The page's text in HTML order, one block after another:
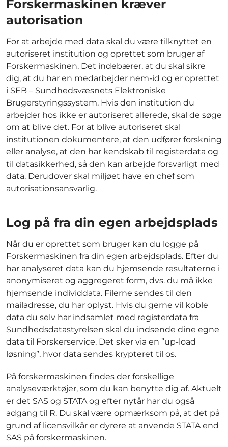
Forskermaskinen kræver
autorisation
For at arbejde med data skal du være tilknyttet en
autoriseret institution og oprettet som bruger af
Forskermaskinen. Det indebærer, at du skal sikre
dig, at du har en medarbejder nem-id og er oprettet
i SEB – Sundhedsvæsnets Elektroniske
Brugerstyringssystem. Hvis den institution du
arbejder hos ikke er autoriseret allerede, skal de søge
om at blive det. For at blive autoriseret skal
institutionen dokumentere, at den udfører forskning
eller analyse, at den har kendskab til registerdata og
til datasikkerhed, så den kan arbejde forsvarligt med
data. Derudover skal miljøet have en chef som
autorisationsansvarlig.
Log på fra din egen arbejdsplads
Når du er oprettet som bruger kan du logge på
Forskermaskinen fra din egen arbejdsplads. Efter du
har analyseret data kan du hjemsende resultaterne i
anonymiseret og aggregeret form, dvs. du må ikke
hjemsende individdata. Filerne sendes til den
mailadresse, du har oplyst. Hvis du gerne vil koble
data du selv har indsamlet med registerdata fra
Sundhedsdatastyrelsen skal du indsende dine egne
data til Forskerservice. Det sker via en ”up-load
løsning”, hvor data sendes krypteret til os.
På forskermaskinen findes der forskellige
analyseværktøjer, som du kan benytte dig af. Aktuelt
er det SAS og STATA og efter nytår har du også
adgang til R. Du skal være opmærksom på, at det på
grund af licensvilkår er dyrere at anvende STATA end
SAS på forskermaskinen.